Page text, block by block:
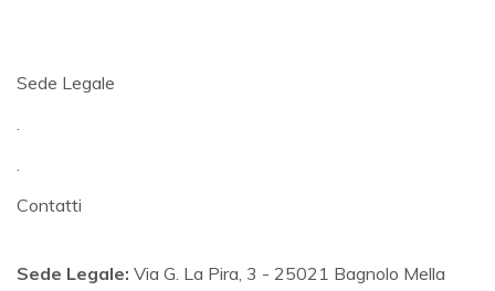
Sede Legale
.
.
Contatti
Sede Legale: Via G. La Pira, 3 - 25021 Bagnolo Mella